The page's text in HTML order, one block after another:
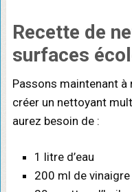
Recette de
surfaces
Passons maintenant
créer un nettoyant
aurez besoin de :
1 litre d’eau
200 ml de